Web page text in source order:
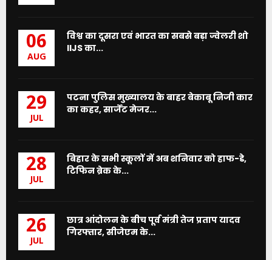
06
AUG
विश्व का दूसरा एवं भारत का सबसे बड़ा ज्वेलरी शो
IIJS का...
29
JUL
पटना पुलिस मुख्यालय के बाहर बेकाबू निजी कार
का कहर, सार्जेंट मेजर...
28
JUL
बिहार के सभी स्कूलों में अब शनिवार को हाफ-डे,
टिफिन ब्रेक के...
26
JUL
छात्र आंदोलन के बीच पूर्व मंत्री तेज प्रताप यादव
गिरफ्तार, सीजेएम के...